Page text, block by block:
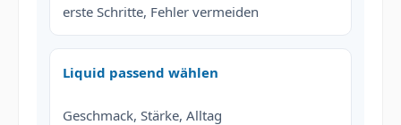
erste Schritte, Fehler vermeiden
Liquid passend wählen
Geschmack, Stärke, Alltag